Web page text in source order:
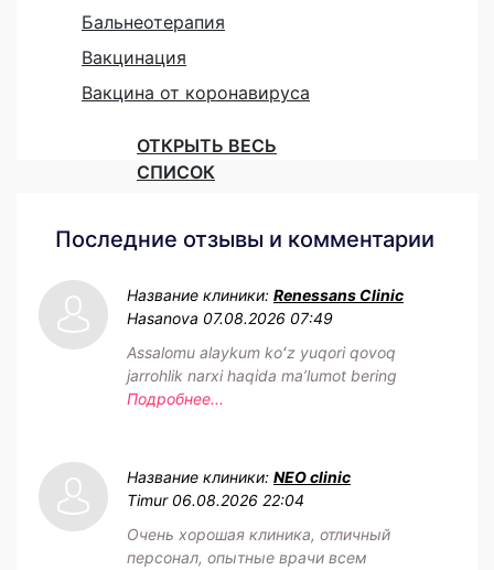
Бальнеотерапия
Вакцинация
Вакцина от коронавируса
ОТКРЫТЬ ВЕСЬ
СПИСОК
Последние отзывы и комментарии
Название клиники: Renessans Clinic
Hasanova 07.08.2026 07:49
Assalomu alaykum koʻz yuqori qovoq
jarrohlik narxi haqida maʼlumot bering
Подробнее...
Название клиники: NEO clinic
Timur 06.08.2026 22:04
Очень хорошая клиника, отличный
персонал, опытные врачи всем